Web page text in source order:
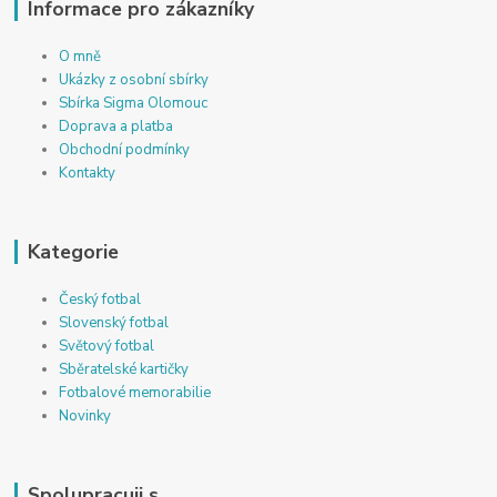
Informace pro zákazníky
O mně
Ukázky z osobní sbírky
Sbírka Sigma Olomouc
Doprava a platba
Obchodní podmínky
Kontakty
Kategorie
Český fotbal
Slovenský fotbal
Světový fotbal
Sběratelské kartičky
Fotbalové memorabilie
Novinky